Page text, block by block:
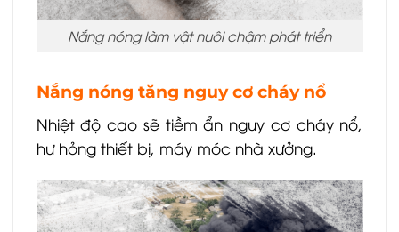
Nắng nóng làm vật nuôi chậm phát triển
Nắng nóng tăng nguy cơ cháy nổ
Nhiệt độ cao sẽ tiềm ẩn nguy cơ cháy nổ,
hư hỏng thiết bị, máy móc nhà xưởng.